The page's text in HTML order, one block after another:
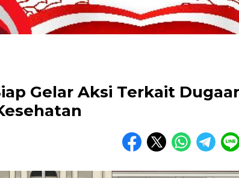
Gelar Aksi Terkait